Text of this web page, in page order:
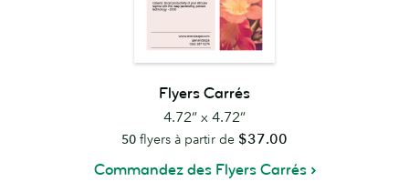
Flyers Carrés
4.72” x 4.72”
50 flyers à partir de $37.00
Commandez des Flyers Carrés